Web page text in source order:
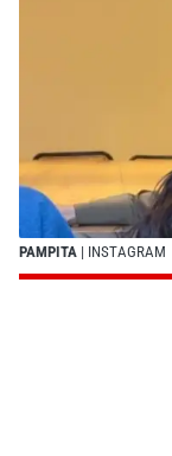
PAMPITA | INSTAGRAM